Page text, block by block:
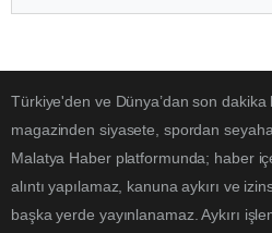
Türkiye'den ve Dünya’dan son dakika
magazinden siyasete, spordan
Malatya Haber platformunda; haber
alıntı yapılamaz, kanuna aykırı ve
başka yerde yayınlanamaz. Aykırı